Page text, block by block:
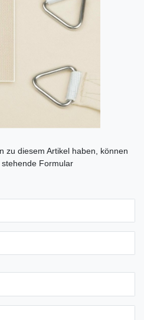
zu diesem Artikel haben, können
Formular